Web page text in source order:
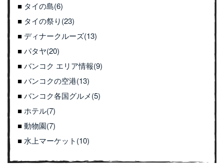
タイの島(6)
タイの祭り(23)
ディナークルーズ(13)
パタヤ(20)
バンコク エリア情報(9)
バンコクの空港(13)
バンコク各国グルメ(5)
ホテル(7)
動物園(7)
水上マーケット(10)